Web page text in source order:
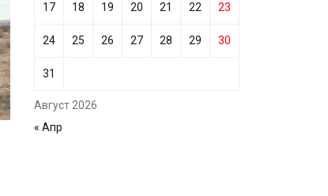
Август 2026
17 18 19 20 21 22 23
24 25 26 27 28 29 30
31
« Апр